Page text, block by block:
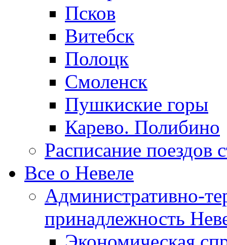
Псков
Витебск
Полоцк
Смоленск
Пушкиские горы
Карево. Полибино
Расписание поездов
Все о Невеле
Административно-
принадлежность